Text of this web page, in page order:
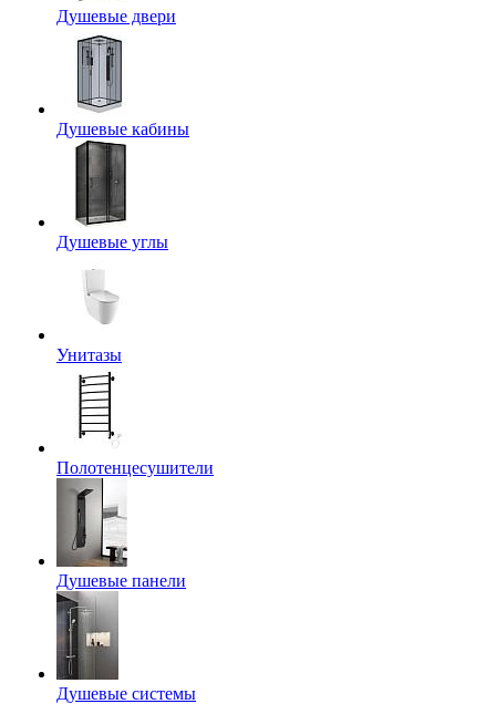
Душевые двери
Душевые кабины
Душевые углы
Унитазы
Полотенцесушители
Душевые панели
Душевые системы